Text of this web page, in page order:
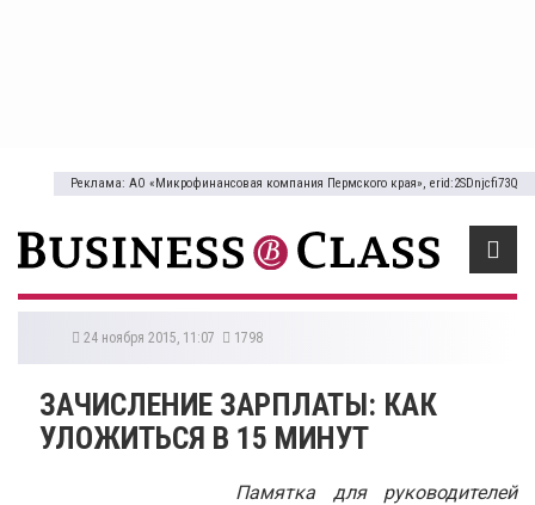
Реклама: АО «Микрофинансовая компания Пермского края», erid:2SDnjcfi73Q
24 ноября 2015, 11:07 1798
ЗАЧИСЛЕНИЕ ЗАРПЛАТЫ: КАК
УЛОЖИТЬСЯ В 15 МИНУТ
Памятка для руководителей